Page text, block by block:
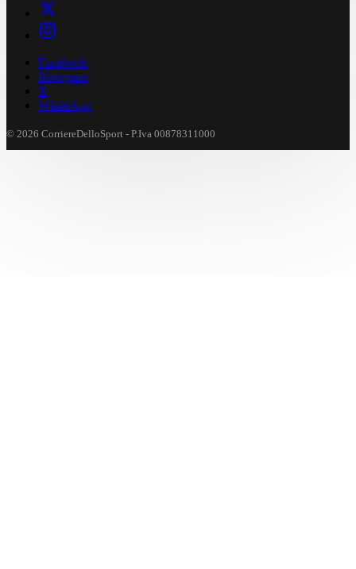
Facebook
Instagram
X
WhatsApp
© 2026 CorriereDelloSport - P.Iva 00878311000